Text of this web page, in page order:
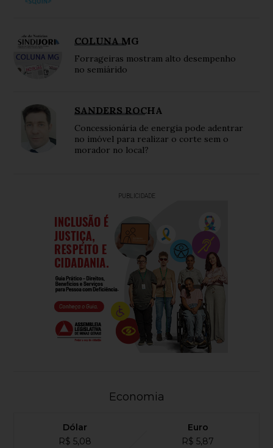
COLUNA MG
Forrageiras mostram alto desempenho
no semiárido
SANDERS ROCHA
Concessionária de energia pode adentrar
no imóvel para realizar o corte sem o
morador no local?
PUBLICIDADE
Economia
Dólar
R$ 5,08
Euro
R$ 5,87